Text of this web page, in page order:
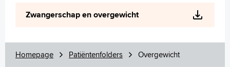
Zwangerschap en overgewicht
Homepage Patiëntenfolders Overgewicht